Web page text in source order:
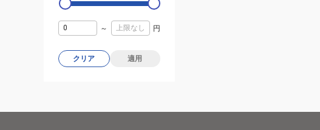
～ 円
クリア 適用